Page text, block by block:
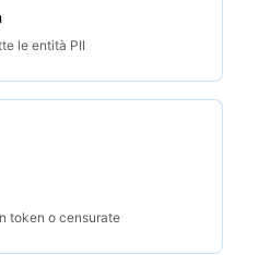
le entità PII
token o censurate